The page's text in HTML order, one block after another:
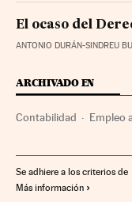
El ocaso del
ANTONIO DURÁN-SINDREU
ARCHIVADO EN
Contabilidad Empleo
Tributos Empleo
Se adhiere a los criterios de
Más información